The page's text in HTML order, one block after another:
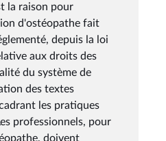
la raison pour
d'ostéopathe fait
depuis la loi
aux droits des
du système de
des textes
les pratiques
professionnels, pour
doivent